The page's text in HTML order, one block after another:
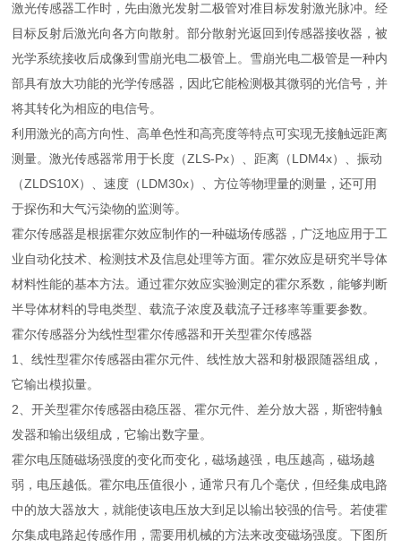
激光传感器工作时，先由激光发射二极管对准目标发射激光脉冲。经
目标反射后激光向各方向散射。部分散射光返回到传感器接收器，被
光学系统接收后成像到雪崩光电二极管上。雪崩光电二极管是一种内
部具有放大功能的光学传感器，因此它能检测极其微弱的光信号，并
将其转化为相应的电信号。
利用激光的高方向性、高单色性和高亮度等特点可实现无接触远距离
测量。激光传感器常用于长度（ZLS-Px）、距离（LDM4x）、振动
（ZLDS10X）、速度（LDM30x）、方位等物理量的测量，还可用
于探伤和大气污染物的监测等。
霍尔传感器是根据霍尔效应制作的一种磁场传感器，广泛地应用于工
业自动化技术、检测技术及信息处理等方面。霍尔效应是研究半导体
材料性能的基本方法。通过霍尔效应实验测定的霍尔系数，能够判断
半导体材料的导电类型、载流子浓度及载流子迁移率等重要参数。
霍尔传感器分为线性型霍尔传感器和开关型霍尔传感器
1、线性型霍尔传感器由霍尔元件、线性放大器和射极跟随器组成，
它输出模拟量。
2、开关型霍尔传感器由稳压器、霍尔元件、差分放大器，斯密特触
发器和输出级组成，它输出数字量。
霍尔电压随磁场强度的变化而变化，磁场越强，电压越高，磁场越
弱，电压越低。霍尔电压值很小，通常只有几个毫伏，但经集成电路
中的放大器放大，就能使该电压放大到足以输出较强的信号。若使霍
尔集成电路起传感作用，需要用机械的方法来改变磁场强度。下图所